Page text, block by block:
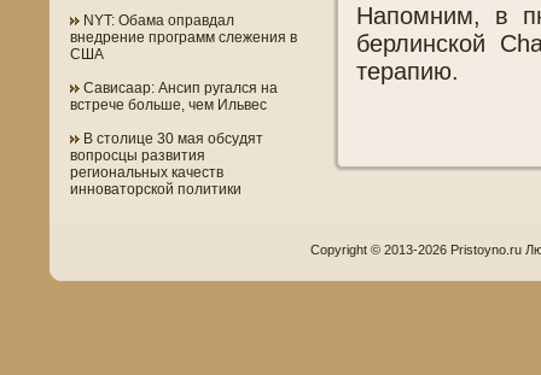
NYT: Обама оправдал
внедрение программ слежения в
США
Сависаар: Ансип ругался на
встрече больше, чем Ильвес
В столице 30 мая обсудят
вопросцы развития
региональных качеств
инноваторской политики
Напомним, в
берлинской
терапию.
Copyright © 2013-2026 Pristoyno.ru